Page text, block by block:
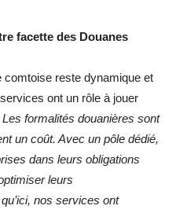
facette des Douanes
comtoise reste dynamique et
ont un rôle à jouer
Les formalités douanières sont
un coût. Avec un pôle dédié,
dans leurs obligations
leurs
nos services ont